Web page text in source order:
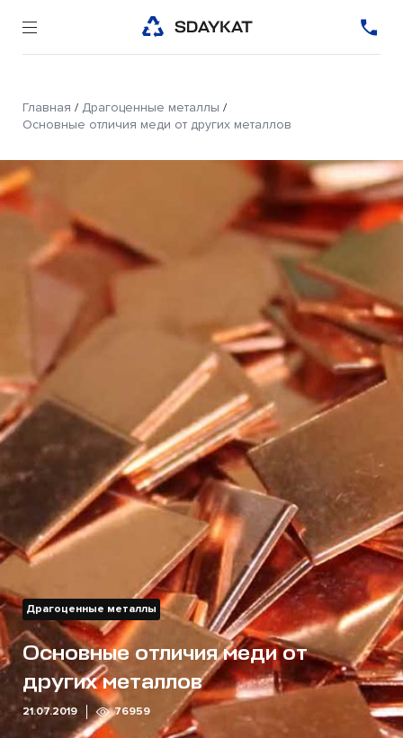
Главная / Драгоценные металлы /
Основные отличия меди от других металлов
Драгоценные металлы
Основные отличия меди от
других металлов
21.07.2019 76959